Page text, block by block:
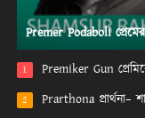
Premer Podaboli
1 Premiker Gun
2 Prarthona প্রার্থনা–